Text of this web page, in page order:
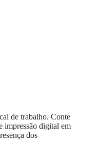
de trabalho. Conte
impressão digital em
dos